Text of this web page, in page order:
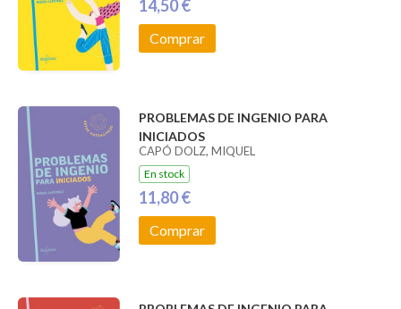
14,50 €
Comprar
PROBLEMAS DE INGENIO PARA
INICIADOS
CAPÓ DOLZ, MIQUEL
En stock
11,80 €
Comprar